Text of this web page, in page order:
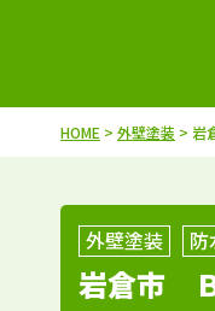
秋田県
施工
宮城県
施工
福島県
施工
HOME > 外壁塗装 > 岩
外壁塗装 防
岩倉市